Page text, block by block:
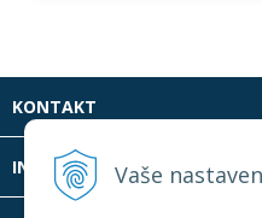
Vaše
KONTAKT
INFOLINKA